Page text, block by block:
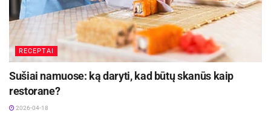
daržovių ir vaisių skyriaus darbuotoja Jolanta
Sabaitienė įvardija esminius populiariausių
kaulavaisių skirtumus.
RECEPTAI
Sušiai namuose: ką daryti, kad būtų skanūs kaip
restorane?
2026-04-18